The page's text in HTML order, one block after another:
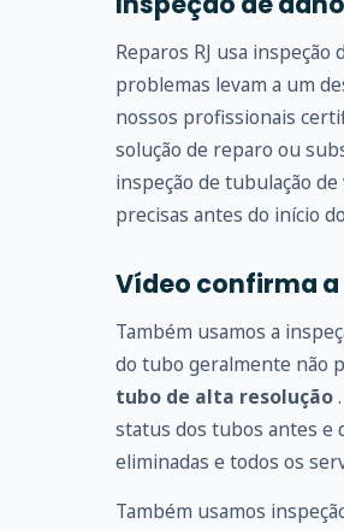
Reparos RJ usa
problemas levam a um
nossos profissionais
solução de reparo ou
inspeção de tubulação
precisas antes do início
Vídeo confirma
Também usamos a
do tubo geralmente não
tubo de alta resolução
status dos tubos antes e
eliminadas e todos os
Também usamos